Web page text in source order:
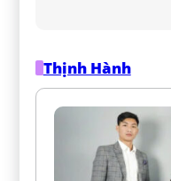
Thịnh Hành